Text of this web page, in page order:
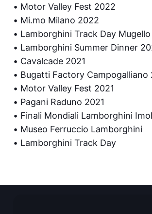
Motor Valley Fest 2022
Mi.mo Milano 2022
Lamborghini Track Day
Lamborghini Summer Dinner
Cavalcade 2021
Bugatti Factory Campogalliano
Motor Valley Fest 2021
Pagani Raduno 2021
Finali Mondiali Lamborghini
Museo Ferruccio Lamborghini
Lamborghini Track Day